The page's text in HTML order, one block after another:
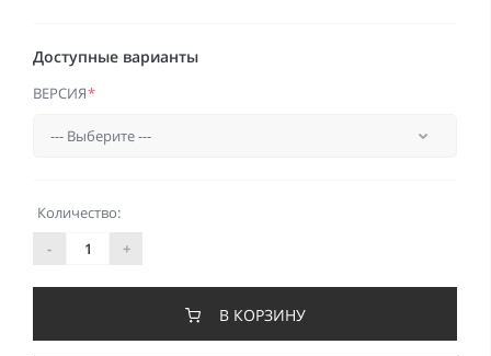
Доступные варианты
ВЕРСИЯ*
Количество:
-
+
В КОРЗИНУ